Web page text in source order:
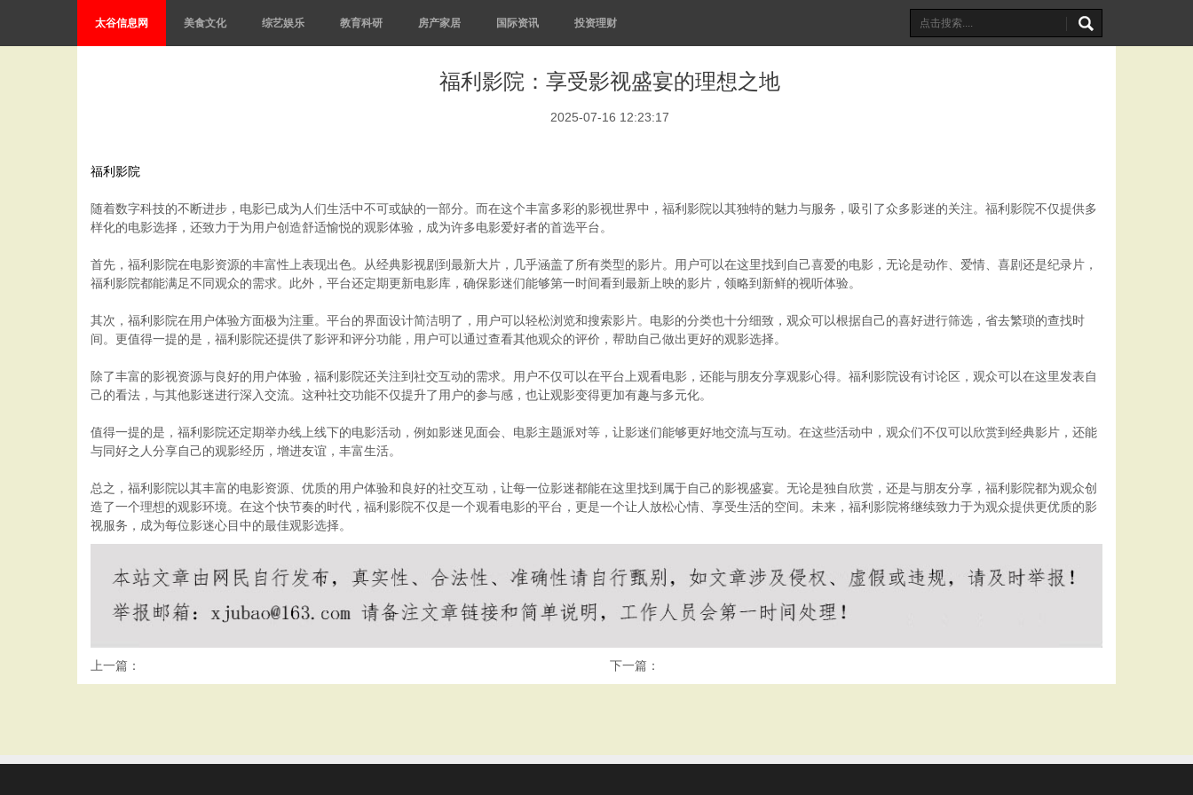
太谷信息网 美食文化 综艺娱乐 教育科研 房产家居 国际资讯 投资理财
福利影院：享受影视盛宴的理想之地
2025-07-16 12:23:17
福利影院
随着数字科技的不断进步，电影已成为人们生活中不可或缺的一部分。而在这个丰富多彩的影视世界中，福利影院以其独特的魅力与服务，吸引了众多影迷的关注。福利影院不仅提供多
样化的电影选择，还致力于为用户创造舒适愉悦的观影体验，成为许多电影爱好者的首选平台。
首先，福利影院在电影资源的丰富性上表现出色。从经典影视剧到最新大片，几乎涵盖了所有类型的影片。用户可以在这里找到自己喜爱的电影，无论是动作、爱情、喜剧还是纪录片，
福利影院都能满足不同观众的需求。此外，平台还定期更新电影库，确保影迷们能够第一时间看到最新上映的影片，领略到新鲜的视听体验。
其次，福利影院在用户体验方面极为注重。平台的界面设计简洁明了，用户可以轻松浏览和搜索影片。电影的分类也十分细致，观众可以根据自己的喜好进行筛选，省去繁琐的查找时
间。更值得一提的是，福利影院还提供了影评和评分功能，用户可以通过查看其他观众的评价，帮助自己做出更好的观影选择。
除了丰富的影视资源与良好的用户体验，福利影院还关注到社交互动的需求。用户不仅可以在平台上观看电影，还能与朋友分享观影心得。福利影院设有讨论区，观众可以在这里发表自
己的看法，与其他影迷进行深入交流。这种社交功能不仅提升了用户的参与感，也让观影变得更加有趣与多元化。
值得一提的是，福利影院还定期举办线上线下的电影活动，例如影迷见面会、电影主题派对等，让影迷们能够更好地交流与互动。在这些活动中，观众们不仅可以欣赏到经典影片，还能
与同好之人分享自己的观影经历，增进友谊，丰富生活。
总之，福利影院以其丰富的电影资源、优质的用户体验和良好的社交互动，让每一位影迷都能在这里找到属于自己的影视盛宴。无论是独自欣赏，还是与朋友分享，福利影院都为观众创
造了一个理想的观影环境。在这个快节奏的时代，福利影院不仅是一个观看电影的平台，更是一个让人放松心情、享受生活的空间。未来，福利影院将继续致力于为观众提供更优质的影
视服务，成为每位影迷心目中的最佳观影选择。
上一篇： 下一篇：